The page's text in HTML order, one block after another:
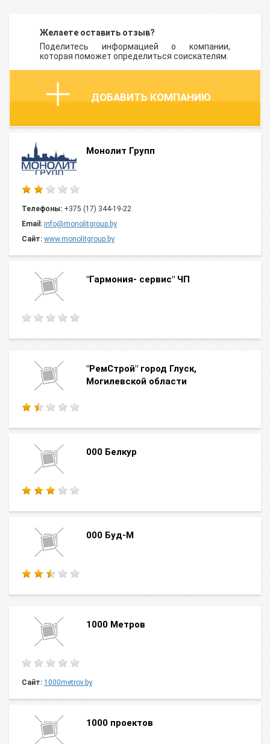
Желаете оставить отзыв?
Поделитесь информацией о компании,
которая поможет определиться соискателям.
ДОБАВИТЬ КОМПАНИЮ
Монолит Групп
Телефоны: +375 (17) 344-19-22
Email: info@monolitgroup.by
Сайт: www.monolitgroup.by
"Гармония- сервис" ЧП
"РемСтрой" город Глуск,
Могилевской области
000 Белкур
000 Буд-М
1000 Метров
Сайт: 1000metrov.by
1000 проектов